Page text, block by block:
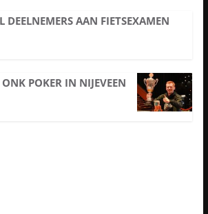
DEELNEMERS AAN FIETSEXAMEN
POKER IN NIJEVEEN